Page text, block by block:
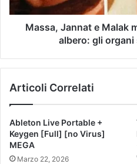
Massa, Jannat e Malak
albero: gli
Articoli Correlati
Ableton Live Portable +
Keygen [Full] [no Virus]
MEGA
Marzo 22, 2026